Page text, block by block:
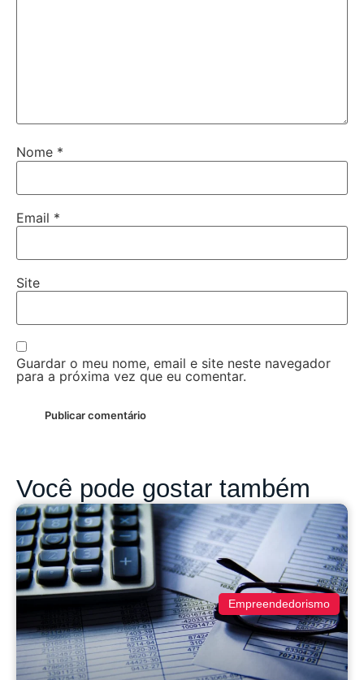
Nome *
Email *
Site
Guardar o meu nome, email e site neste navegador
para a próxima vez que eu comentar.
Você pode gostar também
Empreendedorismo